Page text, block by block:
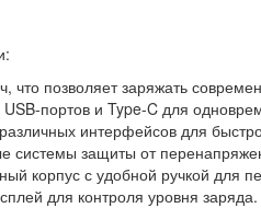
что позволяет заряжать
USB-портов и Type-C для
интерфейсов для
системы защиты от
корпус с удобной ручкой для
для контроля уровня заряда.